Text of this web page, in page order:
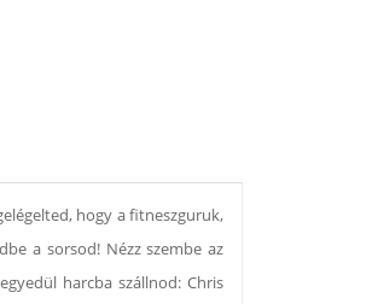
hogy a fitneszguruk,
a sorsod! Nézz szembe az
harcba szállnod: Chris